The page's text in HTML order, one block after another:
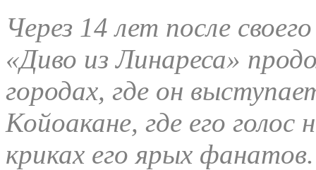
Через 14 лет после
«Диво из Линареса»
городах, где он
Койоакане, где его
криках его ярых